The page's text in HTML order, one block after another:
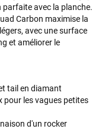
avec la planche.
Carbon maximise la
avec une surface
et améliorer le
tail en diamant
pour les vagues petites
d'un rocker